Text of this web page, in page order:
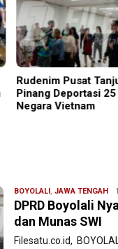
Empat Proyek Desa
Diduga Belum
BOYOLALI , JAWA TENGAH
DPRD Boyolali
dan Munas SWI
Filesatu.co.id,